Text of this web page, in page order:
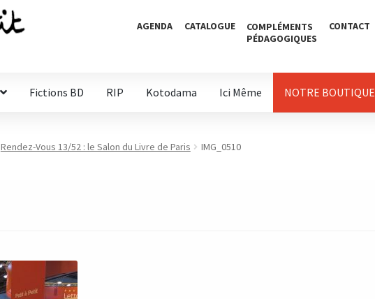
AGENDA CATALOGUE
COMPLÉMENTS
PÉDAGOGIQUES
CONTACT
Fictions BD RIP Kotodama Ici Même NOTRE BOUTIQUE
Rendez-Vous 13/52 : le Salon du Livre de Paris IMG_0510